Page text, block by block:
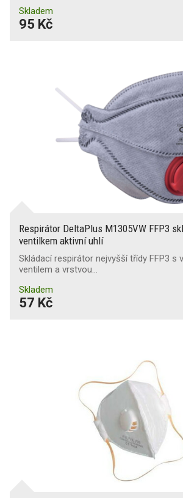
Skladem
95 Kč
Respirátor DeltaPlus M1305VW FFP3
ventilkem aktivní uhlí
Skládací respirátor nejvyšší třídy FFP3 s
ventilem a vrstvou…
Skladem
57 Kč